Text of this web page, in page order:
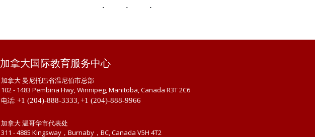
加拿大国际教育服务中心
加拿大 曼尼托巴省温尼伯市总部
102 - 1483 Pembina Hwy, Winnipeg, Manitoba, Canada R3T 2C6
电话: +1 (204)-888-3333,+1 (204)-888-9966
加拿大 温哥华市代表处
311 - 4885 Kingsway，Burnaby，BC, Canada V5H 4T2